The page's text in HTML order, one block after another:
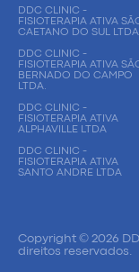
DDC CLINIC -
FISIOTERAPIA ATIVA
CAETANO DO SUL LTDA.
DDC CLINIC -
FISIOTERAPIA ATIVA
BERNADO DO CAMPO
LTDA.
DDC CLINIC -
FISIOTERAPIA ATIVA
ALPHAVILLE LTDA
DDC CLINIC -
FISIOTERAPIA ATIVA
SANTO ANDRE LTDA
Copyright © 2026
direitos reservados.